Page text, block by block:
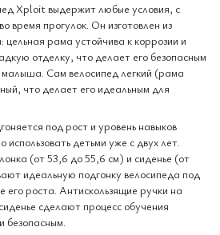
Xploit выдержит любые условия, с
время прогулок. Он изготовлен из
цельная рама устойчива к коррозии и
отделку, что делает его безопасным
Сам велосипед легкий (рама
что делает его идеальным для
под рост и уровень навыков
детьми уже с двух лет.
(от 53,6 до 55,6 см) и сиденье (от
идеальную подгонку велосипеда под
роста. Антискользящие ручки на
сделают процесс обучения
безопасным.